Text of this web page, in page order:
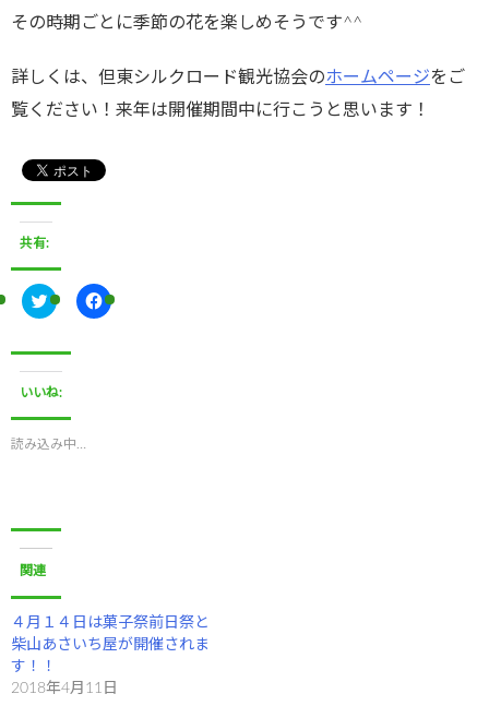
その時期ごとに季節の花を楽しめそうです^^
詳しくは、但東シルクロード観光協会のホームページをご
覧ください！来年は開催期間中に行こうと思います！
共有:
ク
リ
し
て
T
w
t
t
e
(
し
ィ
ド
ウ
で
開
き
ま
F
a
だ
さ
い
(
し
い
いいね:
読み込み中…
関連
４月１４日は菓子祭前日祭と
柴山あさいち屋が開催されま
す！！
2018年4月11日